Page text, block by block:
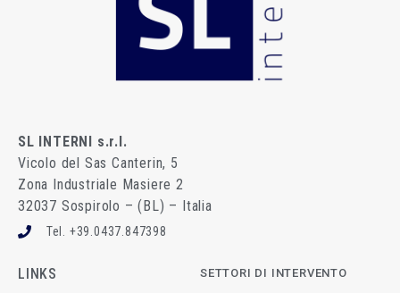
SL INTERNI s.r.l.
Vicolo del Sas Canterin, 5
Zona Industriale Masiere 2
32037 Sospirolo – (BL) – Italia
Tel. +39.0437.847398
LINKS SETTORI DI INTERVENTO